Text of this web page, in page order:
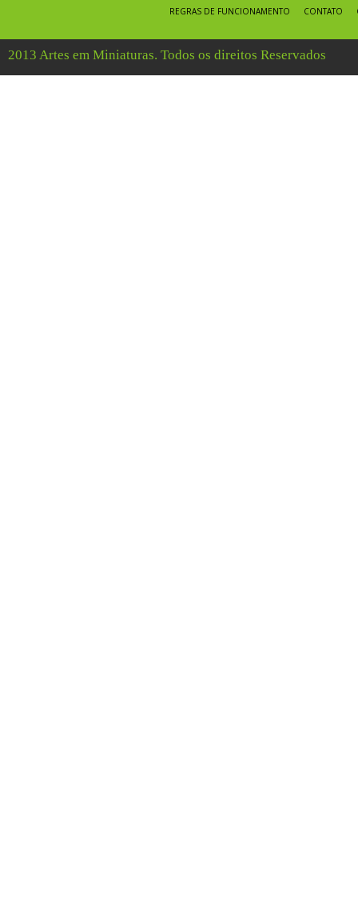
REGRAS DE FUNCIONAMENTO CONTATO
2013 Artes em Miniaturas. Todos os direitos Reservados